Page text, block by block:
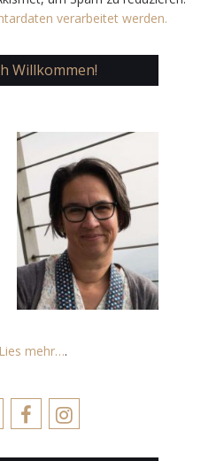
verarbeitet werden.
Willkommen!
Lies mehr….